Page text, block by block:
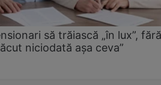
să trăiască „în lux”, fără
niciodată așa ceva”